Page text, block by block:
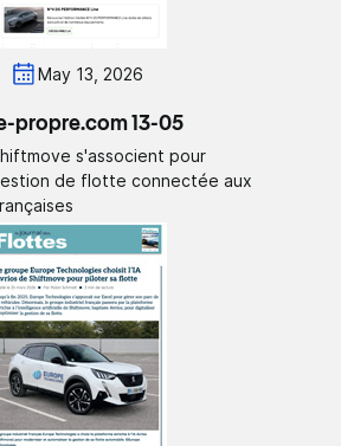
May 13, 2026
propre.com 13-05
s'associent pour
de flotte connectée aux